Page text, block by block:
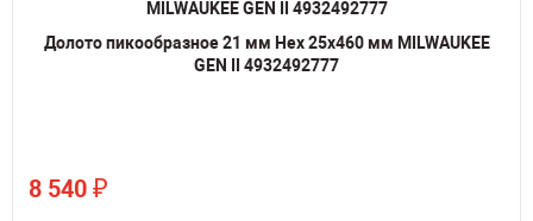
Долото пикообразное 21 мм Hex 25х460 мм MILWAUKEE
GEN II 4932492777
8 540 ₽